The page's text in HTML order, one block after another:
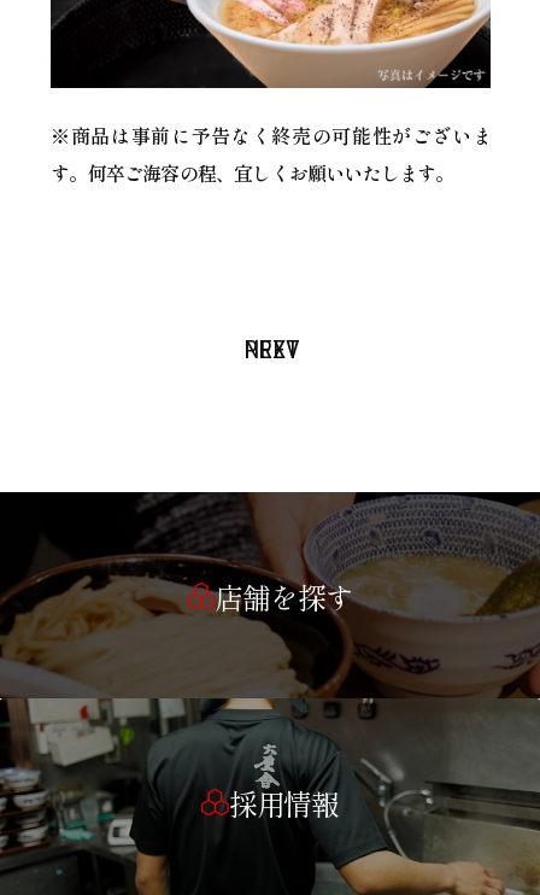
※商品は事前に予告なく終売の可能性がございま
す。何卒ご海容の程、宜しくお願いいたします。
PREV
NEXT
店舗を探す
採用情報